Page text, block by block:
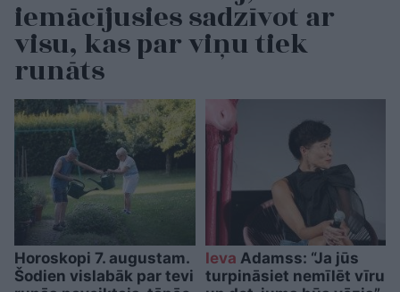
iemācījusies sadzīvot ar
visu, kas par viņu tiek
runāts
Horoskopi 7. augustam.
Šodien vislabāk par tevi
Ieva Adamss: “Ja jūs
turpināsiet nemīlēt vīru